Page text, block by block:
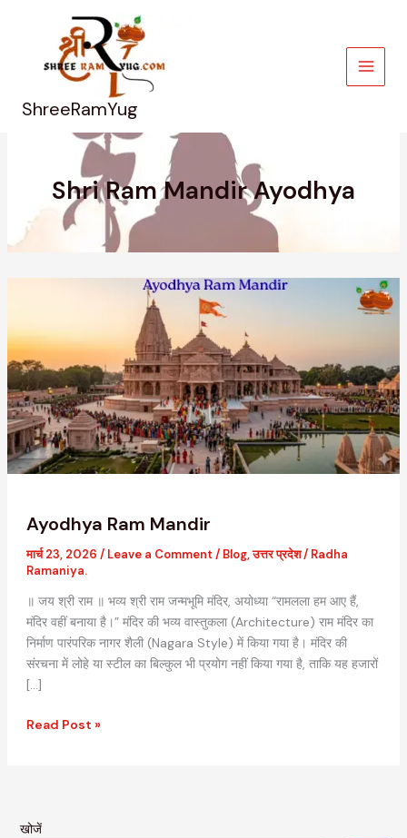
ShreeRamYug
Shri Ram Mandir Ayodhya
Ayodhya Ram Mandir
मार्च 23, 2026 / Leave a Comment / Blog,उत्तर प्रदेश/ Radha
Ramaniya.
॥ जय श्री राम ॥ भव्य श्री राम जन्मभूमि मंदिर, अयोध्या “रामलला हम आए हैं,
मंदिर वहीं बनाया है।” मंदिर की भव्य वास्तुकला (Architecture) राम मंदिर का
निर्माण पारंपरिक नागर शैली (Nagara Style) में किया गया है। मंदिर की
संरचना में लोहे या स्टील का बिल्कुल भी प्रयोग नहीं किया गया है, ताकि यह हजारों
[…]
Mandir
Read Post »
खोजें